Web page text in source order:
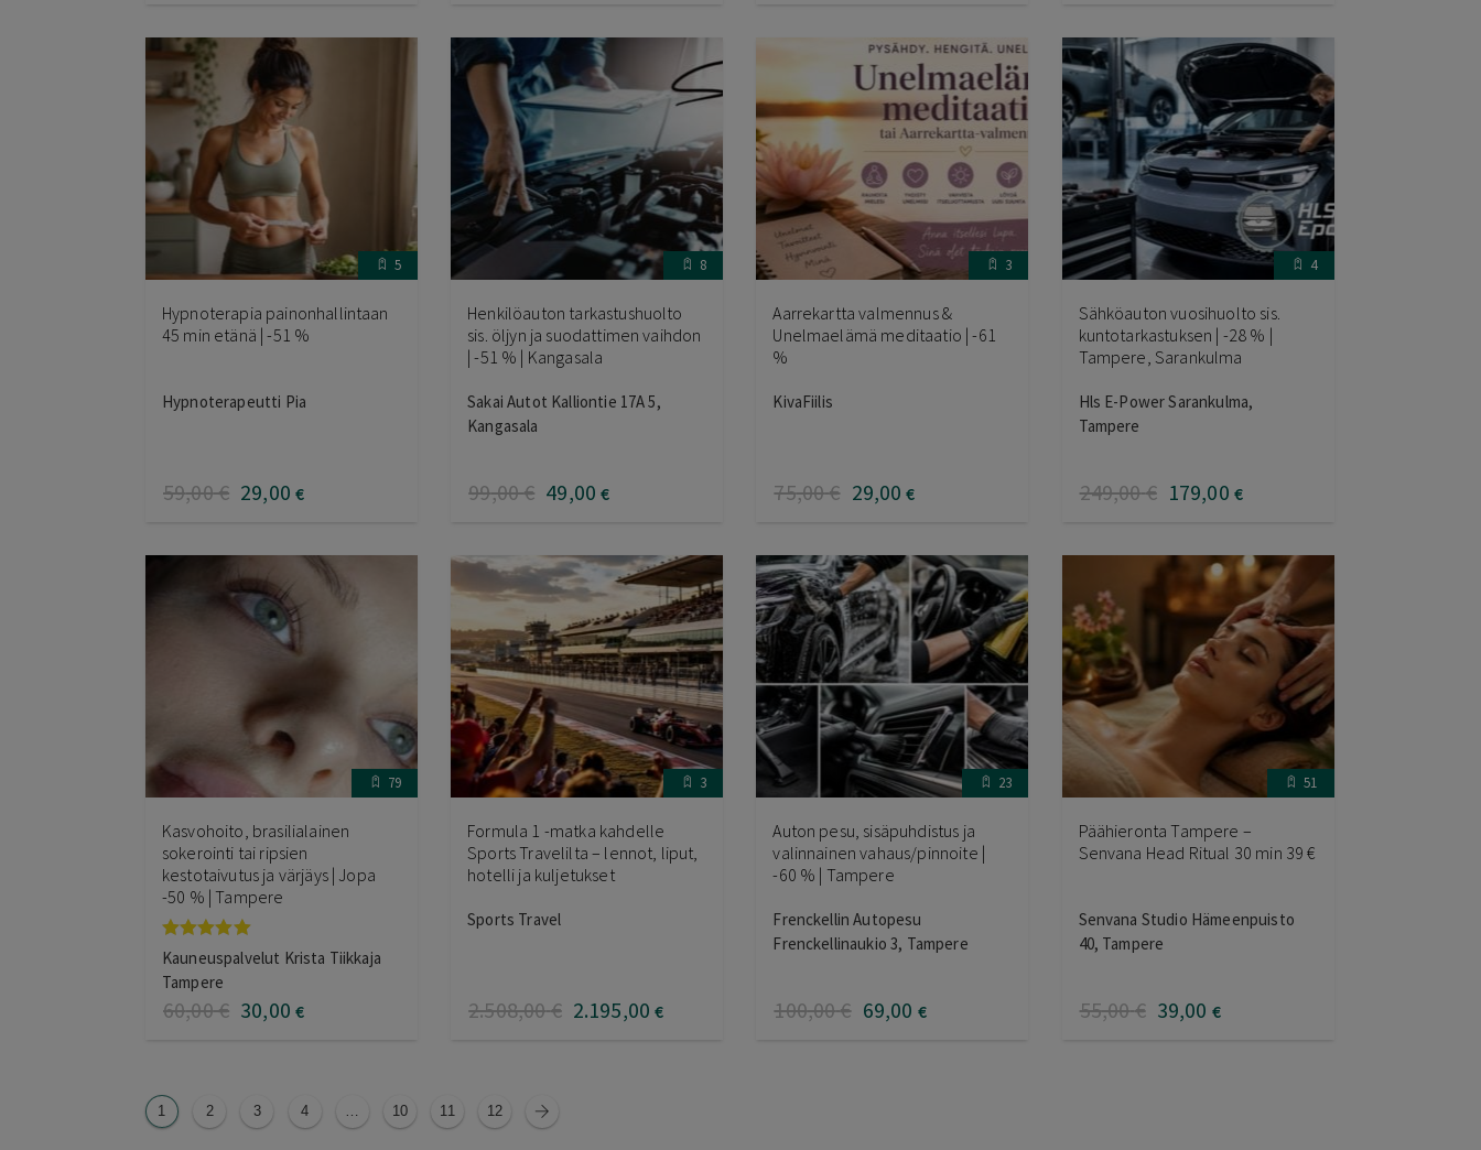
5
Hypnoterapia painonhallintaan
45 min etänä | -51 %
Hypnoterapeutti Pia
59,00€ 29,00 €
8
Henkilöauton tarkastushuolto
sis. öljyn ja suodattimen vaihdon
| -51 % | Kangasala
Sakai Autot Kalliontie 17A 5,
Kangasala
99,00€ 49,00 €
3
Aarrekartta valmennus &
Unelmaelämä meditaatio | -61
%
KivaFiilis
75,00€ 29,00 €
4
Sähköauton vuosihuolto sis.
kuntotarkastuksen | -28 % |
Tampere, Sarankulma
Hls E-Power Sarankulma,
Tampere
249,00€ 179,00 €
79
Kasvohoito, brasilialainen
sokerointi tai ripsien
kestotaivutus ja värjäys | Jopa
-50 % | Tampere
Arvostelu
tuotteesta:
5.00/ 5
Kauneuspalvelut Krista Tiikkaja
Tampere
60,00€ 30,00 €
3
Formula 1 -matka kahdelle
Sports Travelilta – lennot, liput,
hotelli ja kuljetukset
Sports Travel
2.508,00€ 2.195,00 €
23
Auton pesu, sisäpuhdistus ja
valinnainen vahaus/pinnoite |
-60 % | Tampere
Frenckellin Autopesu
Frenckellinaukio 3, Tampere
100,00€ 69,00 €
51
Päähieronta Tampere –
Senvana Head Ritual 30 min 39 €
Senvana Studio Hämeenpuisto
40, Tampere
55,00€ 39,00 €
1 2 3 4 10 11 12